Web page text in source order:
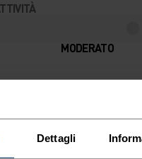
Dettagli
MODERATO
ALTA INTENSITÀ